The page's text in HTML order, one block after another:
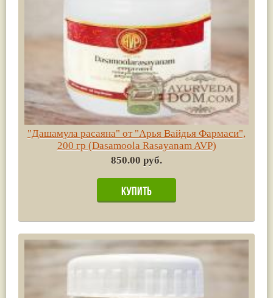
"Дашамула расаяна" от "Арья Вайдья Фармаси",
200 гр (Dasamoola Rasayanam AVP)
850.00 руб.